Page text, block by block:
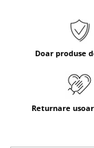
Doar produse
Returnare